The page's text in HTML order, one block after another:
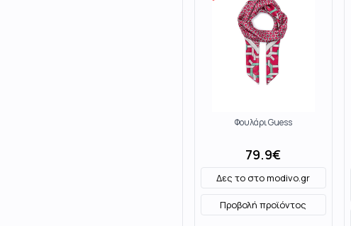
Φουλάρι Guess
79.9€
Δες το στοmodivo.gr
Προβολή προϊόντος